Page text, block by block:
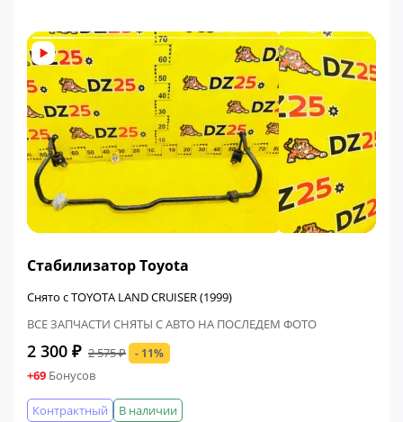
Стабилизатор Toyota
Снято с TOYOTA LAND CRUISER (1999)
ВСЕ ЗАПЧАСТИ СНЯТЫ С АВТО НА ПОСЛЕДЕМ ФОТО
2 300 ₽ 2 575 ₽ - 11%
+69 Бонусов
В наличии
Контрактный